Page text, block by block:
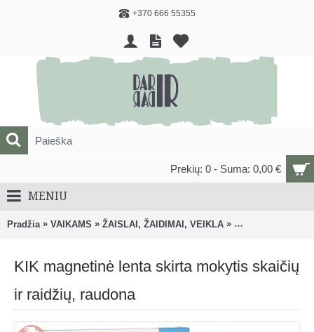
+370 666 55355
Prekių: 0 - Suma: 0,00 €
MENIU
Pradžia » VAIKAMS » ŽAISLAI, ŽAIDIMAI, VEIKLA » Lavinantys,
KIK magnetinė lenta skirta mokytis skaičių
ir raidžių, raudona